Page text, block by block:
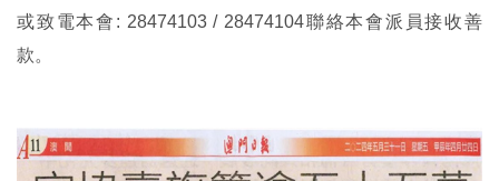
或致電本會: 28474103 / 28474104聯絡本會派員接收善
款。